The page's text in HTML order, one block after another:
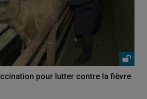
pour lutter contre la fièvre